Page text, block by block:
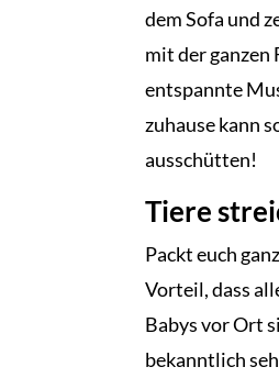
dem Sofa und
mit der ganzen
entspannte
zuhause kann
ausschütten!
Tiere
Packt euch
Vorteil, dass
Babys vor Ort
bekanntlich